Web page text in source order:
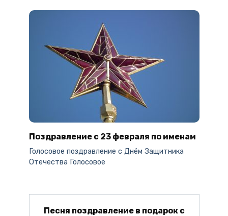
Поздравление с 23 февраля по именам
Голосовое поздравление c Днём Защитника
Отечества Голосовое
Песня поздравление в подарок с